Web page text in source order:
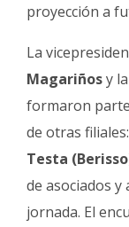
proyección a
La
Magariñosy
formaron
de otras filiales:
Testa
de asociados y
jornada. El